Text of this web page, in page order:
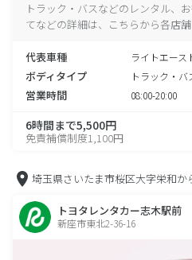
トラック・バスなどのレンタル、
てなどの詳細は、こちらから各店舗
代表車種 ライトエース
ボディタイプ トラック・バ
営業時間 08:00-20:00
6時間まで5,500円
免責補償制度1,100円
埼玉県さいたま市桜区大字栄和か
トヨタレンタカー志木駅前
新座市東北2-36-16